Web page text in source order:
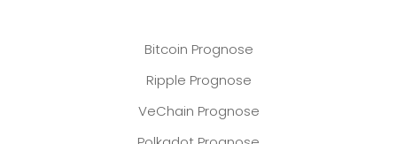
Bitcoin Prognose
Ripple Prognose
VeChain Prognose